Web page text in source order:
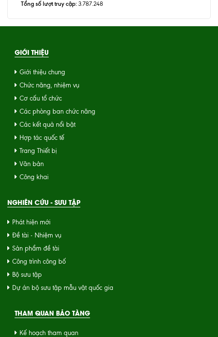
Tổng số lượt truy cập: 3.787.248
GIỚI THIỆU
Giới thiệu chung
Chức năng, nhiệm vụ
Cơ cấu tổ chức
Các phòng ban chức năng
Các kết quả nổi bật
Hợp tác quốc tế
Trang Thiết bị
Văn bản
Công khai
NGHIÊN CỨU - SƯU TẬP
Phát hiện mới
Đề tài - Nhiệm vụ
Sản phẩm đề tài
Công trình công bố
Bộ sưu tập
Dự án bộ sưu tập mẫu vật quốc gia
THAM QUAN BẢO TÀNG
Kế hoạch tham quan